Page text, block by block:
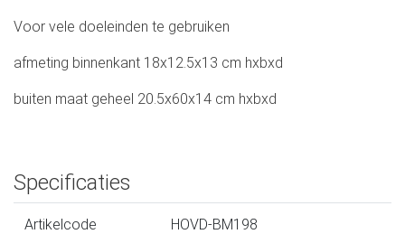
Voor vele doeleinden te gebruiken
afmeting binnenkant 18x12.5x13 cm hxbxd
buiten maat geheel 20.5x60x14 cm hxbxd
Specificaties
Artikelcode HOVD-BM198